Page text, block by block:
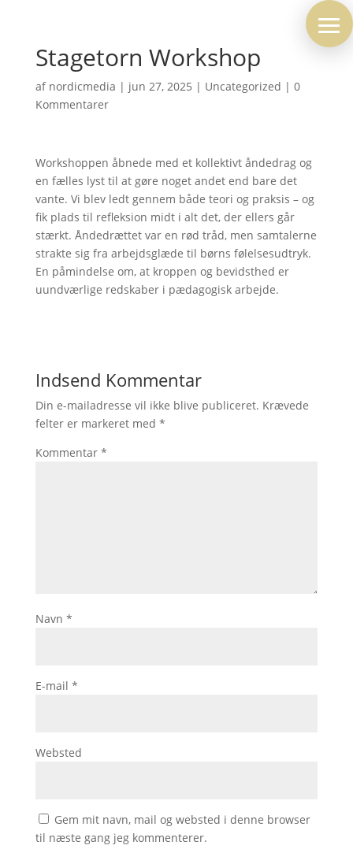
Stagetorn Workshop
af nordicmedia | jun 27, 2025 | Uncategorized | 0
Kommentarer
Workshoppen åbnede med et kollektivt åndedrag og
en fælles lyst til at gøre noget andet end bare det
vante. Vi blev ledt gennem både teori og praksis – og
fik plads til refleksion midt i alt det, der ellers går
stærkt. Åndedrættet var en rød tråd, men samtalerne
strakte sig fra arbejdsglæde til børns følelsesudtryk.
En påmindelse om, at kroppen og bevidsthed er
uundværlige redskaber i pædagogisk arbejde.
Indsend Kommentar
Din e-mailadresse vil ikke blive publiceret. Krævede
felter er markeret med *
Kommentar *
Navn *
E-mail *
Websted
Gem mit navn, mail og websted i denne browser
til næste gang jeg kommenterer.